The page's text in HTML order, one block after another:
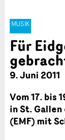
MUSIK
Für
9. Juni 2011
Vom 17. bis
in St.
(EMF) mit